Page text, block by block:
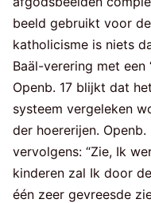
beeld gebruikt voor
katholicisme is niets
Baäl-verering met een
Openb. 17 blijkt dat
systeem vergeleken
der hoererijen.
vervolgens: “Zie, Ik
kinderen zal Ik door
één zeer gevreesde